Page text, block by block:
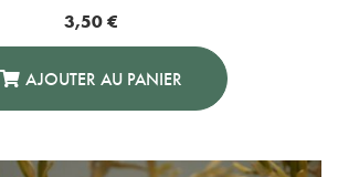
3,50€
AJOUTER AU PANIER